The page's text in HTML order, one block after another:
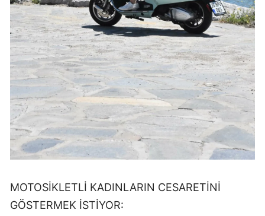
MOTOSİKLETLİ KADINLARIN CESARETİNİ
GÖSTERMEK İSTİYOR: